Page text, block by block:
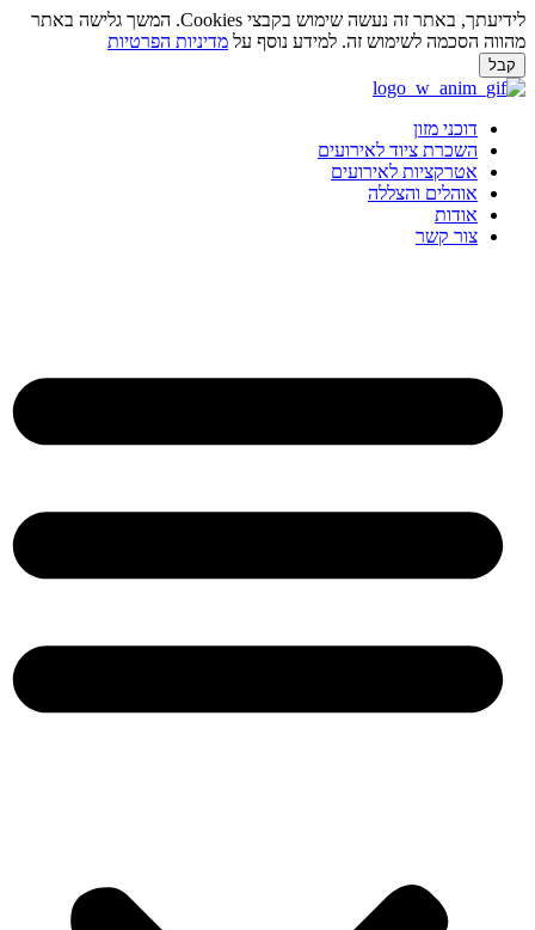
לידיעתך, באתר זה נעשה שימוש בקבצי Cookies. המשך גלישה באתר
הסכמה לשימוש זה. למידע נוסף עלמדיניות הפרטיות
קבל
דוכני מזון
השכרת ציוד לאירועים
אטרקציות לאירועים
אוהלים והצללה
אודות
צור קשר